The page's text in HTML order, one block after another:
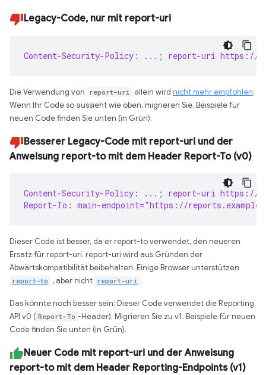
Legacy-Code, nur mit report-uri
Content-Security-Policy: ...; report-uri https://
Die Verwendung von report-uri allein wird nicht mehr empfohlen.
Wenn Ihr Code so aussieht wie oben, migrieren Sie. Beispiele für
neuen Code finden Sie unten (in Grün).
Besserer Legacy-Code mit report-uri und der
Anweisung report-to mit dem Header Report-To (v0)
Content-Security-Policy: ...; report-uri https://
Report-To: main-endpoint="https://reports.example/
Dieser Code ist besser, da er report-to verwendet, den neueren
Ersatz für report-uri. report-uri wird aus Gründen der
Abwärtskompatibilität beibehalten. Einige Browser unterstützen
report-to , aber nicht report-uri .
Das könnte noch besser sein: Dieser Code verwendet die Reporting
API v0 ( Report-To -Header). Migrieren Sie zu v1. Beispiele für neuen
Code finden Sie unten (in Grün).
Neuer Code mit report-uri und der Anweisung
report-to mit dem Header Reporting-Endpoints (v1)